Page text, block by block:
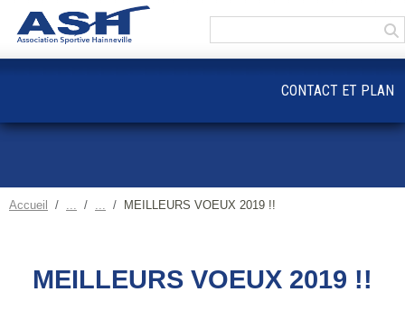
Accueil MEILLEURS VOEUX 2019 !!
MEILLEURS VOEUX 2019 !!
CONTACT ET PLAN
Panneau de gestion des cookies